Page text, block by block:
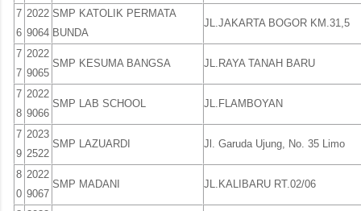
7
6
2022
9064
SMP KATOLIK PERMATA
BUNDA
JL.JAKARTA BOGOR KM.31,5
7
7
2022
9065
SMP KESUMA BANGSA JL.RAYA TANAH BARU
7
8
2022
9066
SMP LAB SCHOOL JL.FLAMBOYAN
7
9
2023
2522
SMP LAZUARDI Jl. Garuda Ujung, No. 35 Limo
8
0
2022
9067
SMP MADANI JL.KALIBARU RT.02/06